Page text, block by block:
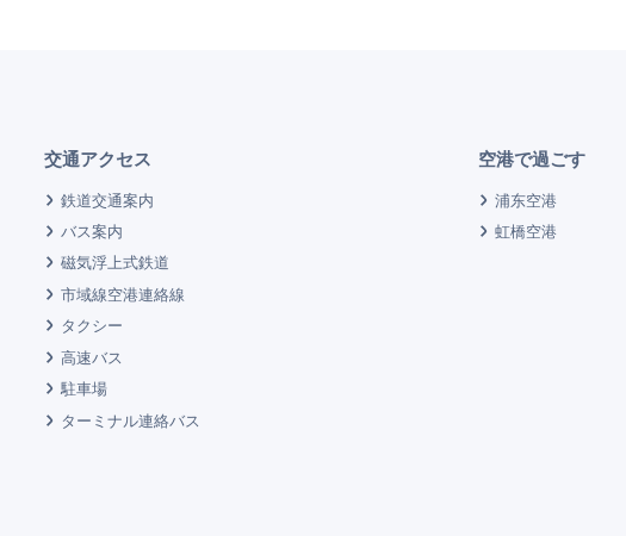
交通アクセス
鉄道交通案内
バス案内
磁気浮上式鉄道
市域線空港連絡線
タクシー
高速バス
駐車場
ターミナル連絡バス
空港で過ごす
浦东空港
虹橋空港